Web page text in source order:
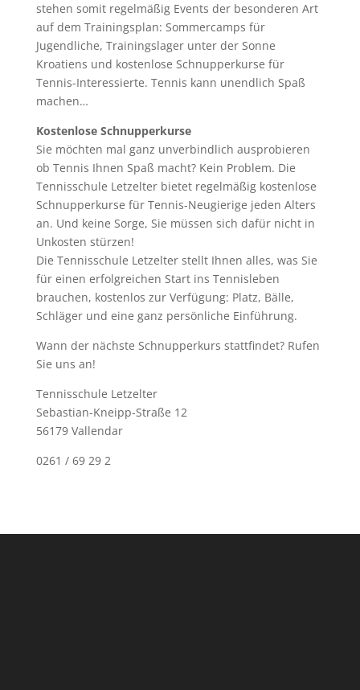
stehen somit regelmäßig Events der besonderen Art
auf dem Trainingsplan: Sommercamps für
Jugendliche, Trainingslager unter der Sonne
Kroatiens und kostenlose Schnupperkurse für
Tennis-Interessierte. Tennis kann unendlich Spaß
machen…
Kostenlose Schnupperkurse
Sie möchten mal ganz unverbindlich ausprobieren
ob Tennis Ihnen Spaß macht? Kein Problem. Die
Tennisschule Letzelter bietet regelmäßig kostenlose
Schnupperkurse für Tennis-Neugierige jeden Alters
an. Und keine Sorge, Sie müssen sich dafür nicht in
Unkosten stürzen!
Die Tennisschule Letzelter stellt Ihnen alles, was Sie
für einen erfolgreichen Start ins Tennisleben
brauchen, kostenlos zur Verfügung: Platz, Bälle,
Schläger und eine ganz persönliche Einführung.
Wann der nächste Schnupperkurs stattfindet? Rufen
Sie uns an!
Tennisschule Letzelter
Sebastian-Kneipp-Straße 12
56179 Vallendar
0261 / 69 29 2